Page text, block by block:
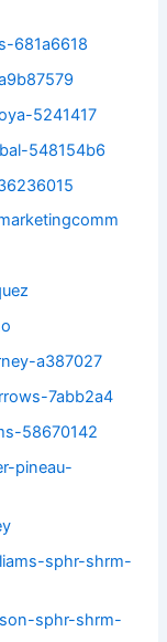
681a6618
5241417
548154b6
a387027
7abb2a4
58670142
pineau-
sphr-shrm-
sphr-shrm-